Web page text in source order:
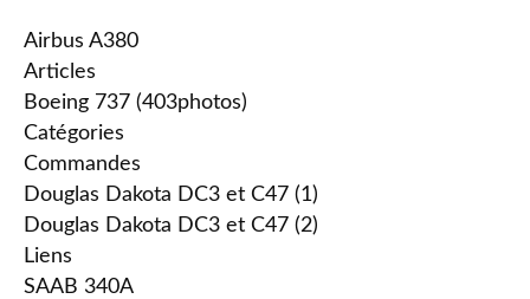
Airbus A380
Articles
Boeing 737 (403photos)
Catégories
Commandes
Douglas Dakota DC3 et C47 (1)
Douglas Dakota DC3 et C47 (2)
Liens
SAAB 340A